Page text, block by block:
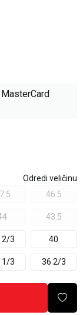
Odredi veličinu
46.5
43.5
2/3 40
1/3 36 2/3